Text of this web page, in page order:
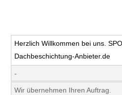
Herzlich Willkommen bei uns.
Dachbeschichtung-Anbieter.de
-
Wir übernehmen Ihren Auftrag.